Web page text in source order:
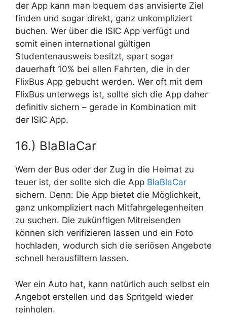
der App kann man bequem das anvisierte Ziel
finden und sogar direkt, ganz unkompliziert
buchen. Wer über die ISIC App verfügt und
somit einen international gültigen
Studentenausweis besitzt, spart sogar
dauerhaft 10% bei allen Fahrten, die in der
FlixBus App gebucht werden. Wer oft mit dem
FlixBus unterwegs ist, sollte sich die App daher
definitiv sichern – gerade in Kombination mit
der ISIC App.
16.) BlaBlaCar
Wem der Bus oder der Zug in die Heimat zu
teuer ist, der sollte sich die App BlaBlaCar
sichern. Denn: Die App bietet die Möglichkeit,
ganz unkompliziert nach Mitfahrgelegenheiten
zu suchen. Die zukünftigen Mitreisenden
können sich verifizieren lassen und ein Foto
hochladen, wodurch sich die seriösen Angebote
schnell herausfiltern lassen.
Wer ein Auto hat, kann natürlich auch selbst ein
Angebot erstellen und das Spritgeld wieder
reinholen.